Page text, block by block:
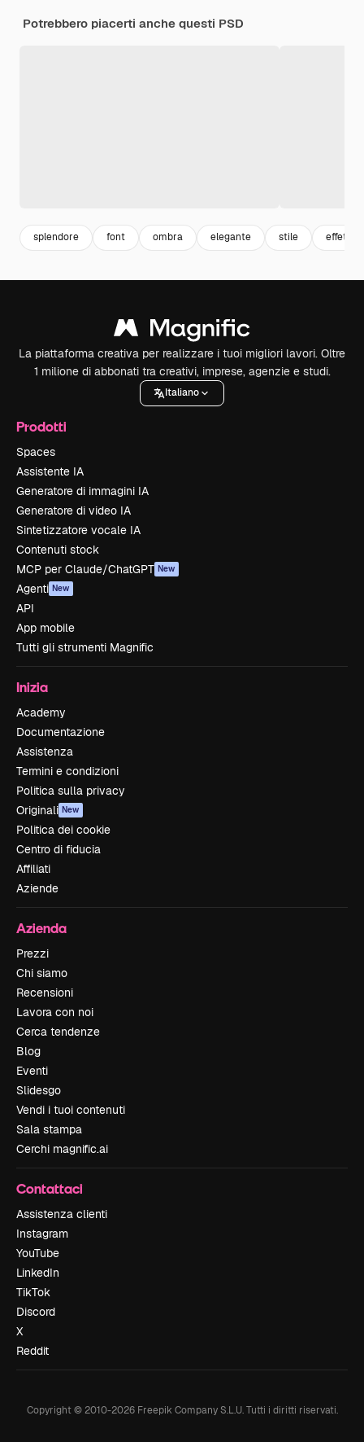
Potrebbero piacerti anche questi PSD
splendore font ombra elegante stile effetto
La piattaforma creativa per realizzare i tuoi migliori lavori. Oltre
1 milione di abbonati tra creativi, imprese, agenzie e studi.
Italiano
Prodotti
Spaces
Assistente IA
Generatore di immagini IA
Generatore di video IA
Sintetizzatore vocale IA
Contenuti stock
MCP per Claude/ChatGPT New
Agenti New
API
App mobile
Tutti gli strumenti Magnific
Inizia
Academy
Documentazione
Assistenza
Termini e condizioni
Politica sulla privacy
Originali New
Politica dei cookie
Centro di fiducia
Affiliati
Aziende
Azienda
Prezzi
Chi siamo
Recensioni
Lavora con noi
Cerca tendenze
Blog
Eventi
Slidesgo
Vendi i tuoi contenuti
Sala stampa
Cerchi magnific.ai
Contattaci
Assistenza clienti
Instagram
YouTube
LinkedIn
TikTok
Discord
X
Reddit
Copyright © 2010-2026Freepik Company S.L.U. Tutti i diritti riservati.